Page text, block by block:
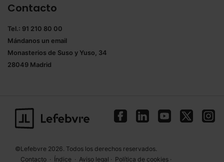
Contacto
Tel.: 91 210 80 00
Mándanos un email
Monasterios de Suso y Yuso, 34
28049 Madrid
©Lefebvre 2026. Todos los derechos reservados.
Contacto · Índice · Aviso legal · Política de cookies ·